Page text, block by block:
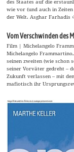
des Staates auf die
wie vor (und auch in
der Welt. Asghar Farhadis
Vom Verschwinden des
Film | Michelangelo
Michelangelo
seinen zweiten (wie schon
seiner Vorväter gedreht –
Zukunft verlassen – mit
mafiotisch ihr